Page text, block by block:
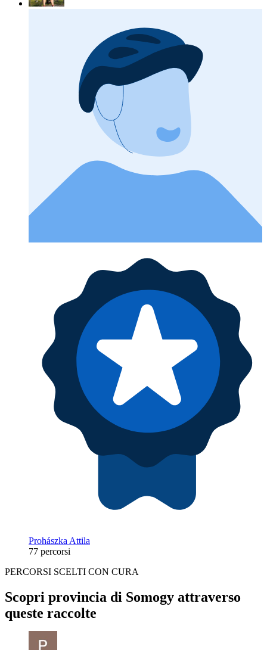
Prohászka Attila
77 percorsi
PERCORSI SCELTI CON CURA
Scopri provincia di Somogy attraverso
queste raccolte